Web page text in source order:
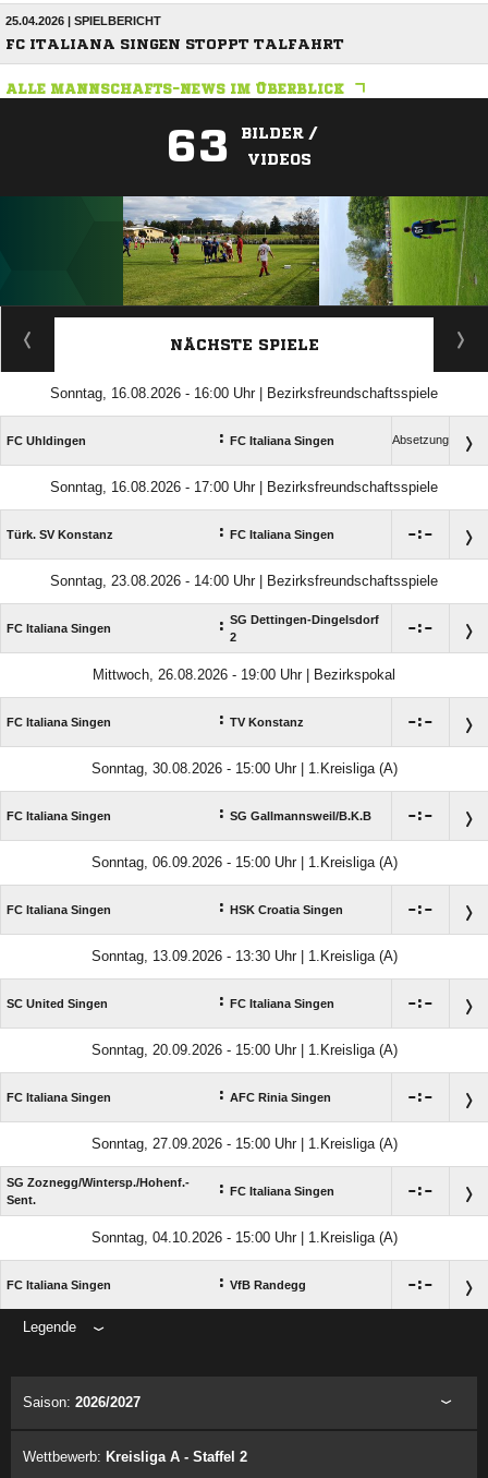
25.04.2026 | SPIELBERICHT
FC ITALIANA SINGEN STOPPT TALFAHRT
ALLE MANNSCHAFTS-NEWS IM ÜBERBLICK
63
BILDER /
VIDEOS
ANZEIGE
NÄCHSTE SPIELE
Sonntag, 16.08.2026 - 16:00 Uhr | Bezirksfreundschaftsspiele
FC Uhldingen : FC Italiana Singen Absetzung
Sonntag, 16.08.2026 - 17:00 Uhr | Bezirksfreundschaftsspiele
Türk. SV Konstanz : FC Italiana Singen :
Sonntag, 23.08.2026 - 14:00 Uhr | Bezirksfreundschaftsspiele
FC Italiana Singen : SG Dettingen-Dingelsdorf
2
:
Mittwoch, 26.08.2026 - 19:00 Uhr | Bezirkspokal
FC Italiana Singen : TV Konstanz :
Sonntag, 30.08.2026 - 15:00 Uhr | 1.Kreisliga (A)
FC Italiana Singen : SG Gallmannsweil/​B.K.B :
Sonntag, 06.09.2026 - 15:00 Uhr | 1.Kreisliga (A)
FC Italiana Singen : HSK Croatia Singen :
Sonntag, 13.09.2026 - 13:30 Uhr | 1.Kreisliga (A)
SC United Singen : FC Italiana Singen :
Sonntag, 20.09.2026 - 15:00 Uhr | 1.Kreisliga (A)
FC Italiana Singen : AFC Rinia Singen :
Sonntag, 27.09.2026 - 15:00 Uhr | 1.Kreisliga (A)
SG Zoznegg/​Wintersp./​Hohenf.-
Sent.
: FC Italiana Singen :
Sonntag, 04.10.2026 - 15:00 Uhr | 1.Kreisliga (A)
FC Italiana Singen : VfB Randegg :
Legende
Saison: 2026/2027
Wettbewerb: Kreisliga A - Staffel 2